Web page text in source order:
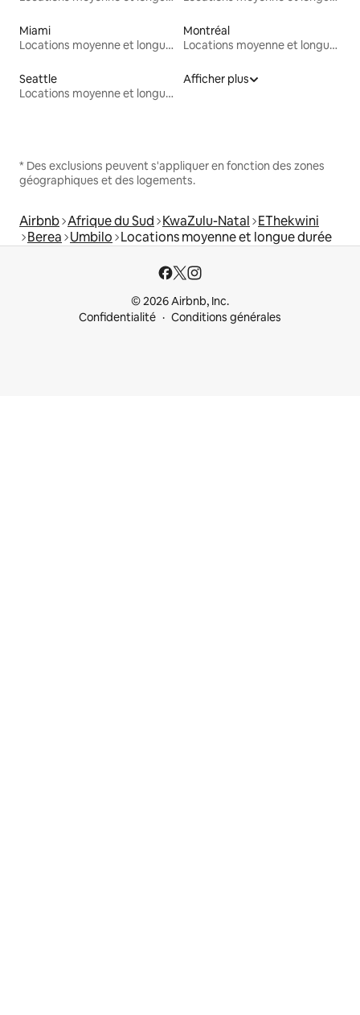
Miami
Locations moyenne et longue durée
Montréal
Locations moyenne et longue durée
Seattle
Locations moyenne et longue durée
Afficher plus
* Des exclusions peuvent s'appliquer en fonction des zones
géographiques et des logements.
Airbnb Afrique du Sud KwaZulu-Natal EThekwini
Berea Umbilo Locations moyenne et longue durée
© 2026 Airbnb, Inc.
Confidentialité
Conditions générales